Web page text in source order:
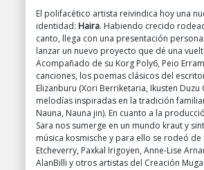
El polifacético artista reivindica hoy una
identidad: Haira. Habiendo crecido
canto, llega con una presentación
lanzar un nuevo proyecto que dé una
Acompañado de su Korg Poly6, Peio
canciones, los poemas clásicos del
Elizanburu (Xori Berriketaria, Ikusten Duzu
melodías inspiradas en la tradición
Nauna, Nauna jin). En cuanto a la
Sara nos sumerge en un mundo kraut y
música kosmische y para ello se rodeó de
Etcheverry, Paxkal Irigoyen, Anne-Lise
AlanBilli y otros artistas del Creación